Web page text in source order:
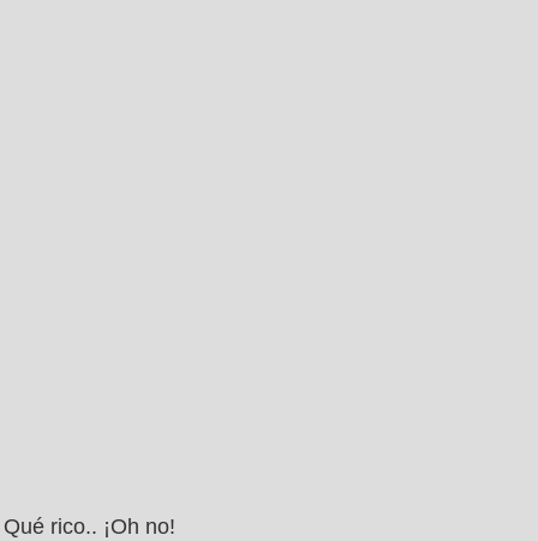
Qué rico.. ¡Oh no!